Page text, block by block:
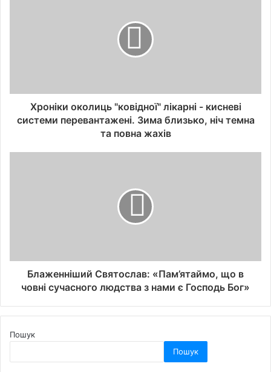
Хроніки околиць "ковідної" лікарні - кисневі
системи перевантажені. Зима близько, ніч темна
та повна жахів
Блаженніший Святослав: «Пам’ятаймо, що в
човні сучасного людства з нами є Господь Бог»
Пошук
Пошук